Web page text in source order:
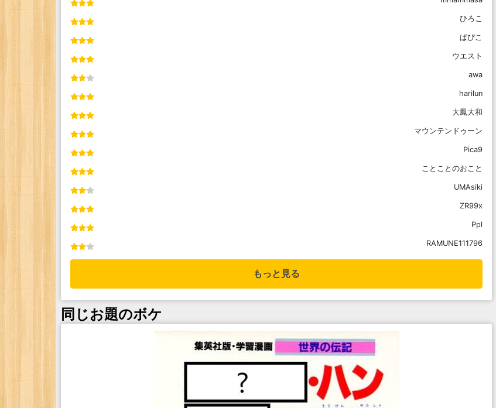
ひろこ
ぱぴこ
ウエスト
awa
harilun
大鳳大和
マウンテンドゥーン
Pica9
ことことのおこと
UMAsiki
ZR99x
Ppl
RAMUNE111796
もっと見る
同じお題のボケ